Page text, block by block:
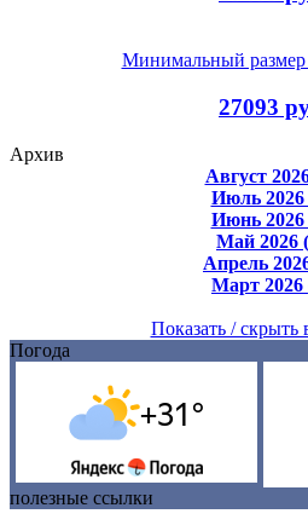
Минимальный размер
27093
Архив
Август
Июль 2026
Июнь 2026
Май 2026
Апрель
Март 2026
Показать / скрыть
Погода
полезные ссылки